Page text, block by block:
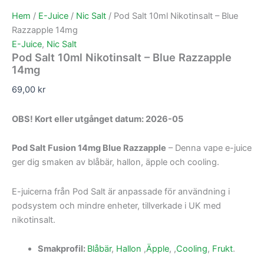
Hem / E-Juice / Nic Salt / Pod Salt 10ml Nikotinsalt – Blue
Razzapple 14mg
E-Juice, Nic Salt
Pod Salt 10ml Nikotinsalt – Blue Razzapple
14mg
69,00 kr
OBS! Kort eller utgånget datum: 2026-05
Pod Salt Fusion 14mg Blue Razzapple – Denna vape e-juice
ger dig smaken av blåbär, hallon, äpple och cooling.
E-juicerna från Pod Salt är anpassade för användning i
podsystem och mindre enheter, tillverkade i UK med
nikotinsalt.
Smakprofil: Blåbär, Hallon ,Äpple, ,Cooling, Frukt.